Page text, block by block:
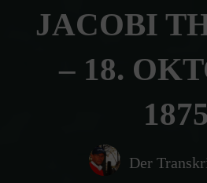
JACOBI
– 18.
1875
Der